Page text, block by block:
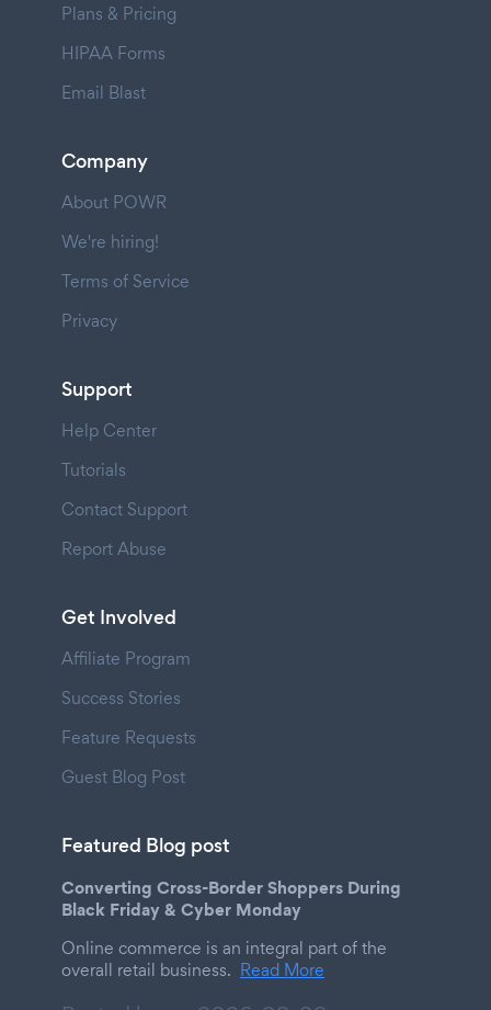
Plans & Pricing
HIPAA Forms
Email Blast
Company
About POWR
We're hiring!
Terms of Service
Privacy
Support
Help Center
Tutorials
Contact Support
Report Abuse
Get Involved
Affiliate Program
Success Stories
Feature Requests
Guest Blog Post
Featured Blog post
Converting Cross-Border Shoppers During
Black Friday & Cyber Monday
Online commerce is an integral part of the
overall retail business. Read More